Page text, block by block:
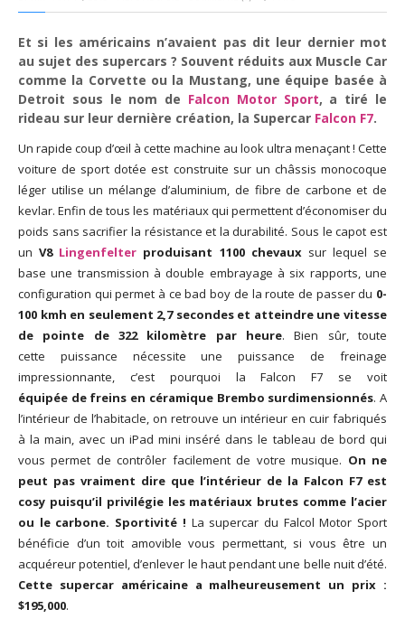
Mar 16, 2017 |Joyeux
anniversaire Lara Croft !
Mar 10, 2017 |TGIF – Thank
God It’s Friday | Journée de
la Femme
Mar 06, 2017 |No Money
Kids s’offre un clip très
esthétique pour leur
nouveau single
Mar 02, 2017 |Sacré nom
d’une pipe !
Et si les américains n’avaient pas dit leur dernier mot
au sujet des supercars ? Souvent réduits aux Muscle Car
comme la Corvette ou la Mustang, une équipe basée à
Detroit sous le nom de Falcon Motor Sport, a tiré le
rideau sur leur dernière création, la Supercar Falcon F7.
Un rapide coup d’œil à cette machine au look ultra menaçant ! Cette
voiture de sport dotée est construite sur un châssis monocoque
léger utilise un mélange d’aluminium, de fibre de carbone et de
kevlar. Enfin de tous les matériaux qui permettent d’économiser du
poids sans sacrifier la résistance et la durabilité. Sous le capot est
unV8 Lingenfelter produisant 1100 chevauxsur lequel se
base une transmission à double embrayage à six rapports, une
configuration qui permet à ce bad boy de la route de passer du 0-
100 kmh en seulement 2,7 secondes et atteindre une vitesse
de pointe de 322 kilomètre par heure. Bien sûr, toute
cette puissance nécessite une puissance de freinage
impressionnante, c’est pourquoi la Falcon F7
se voit
équipée de freins en céramique Brembo surdimensionnés. A
l’intérieur de l’habitacle, on retrouve un intérieur en cuir fabriqués
à la main, avec un iPad mini inséré dans le tableau de bord qui
vous permet de contrôler facilement de votre musique. On ne
peut pas vraiment dire que l’intérieur de la Falcon F7 est
cosy puisqu’il privilégie les matériaux brutes comme l’acier
ou le carbone. Sportivité ! La supercar du Falcol Motor Sport
bénéficie d’un toit amovible vous permettant, si vous être un
acquéreur potentiel, d’enlever le haut pendant une belle nuit d’été.
Cette supercar américaine a malheureusement un prix :
$195,000.